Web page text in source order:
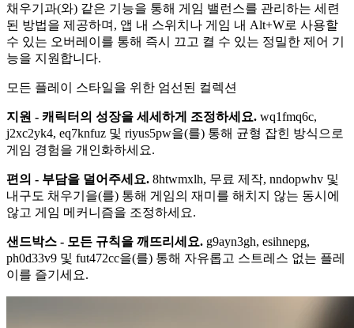
채우기과(와) 같은 기능을 통해 게임 밸런스를 관리하는 세련
된 방법을 제공하며, 앱 내 스위치나 게임 내 Alt+W로 사용할
수 있는 오버레이를 통해 즉시 끄고 켤 수 있는 정밀한 제어 기
능을 지원합니다.
모든 플레이 스타일을 위한 엄선된 컬렉션
지원 - 캐릭터의 성장을 세세하게 조정하세요. wq1fmq6c,
j2xc2yk4, eq7knfuz 및 riyus5pw을(를) 통해 균형 잡힌 방식으로
게임 경험을 개인화하세요.
편의 - 부담을 덜어주세요. 8htwmxlh, 무료 제작, nndopwhv 및
내구도 채우기을(를) 통해 게임의 재미를 해치지 않는 동시에
않고 게임 메커니즘을 조정하세요.
샌드박스 - 모든 규칙을 깨뜨리세요. g9ayn3gh, esihnepg,
ph0d33v9 및 fut472cc을(를) 통해 자유롭고 스트레스 없는 플레
이를 즐기세요.